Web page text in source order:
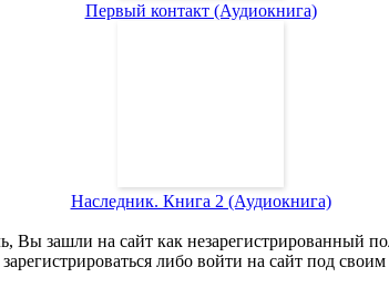
Первый контакт (Аудиокнига)
Наследник. Книга 2 (Аудиокнига)
Вы зашли на сайт как незарегистрированный
либо войти на сайт под